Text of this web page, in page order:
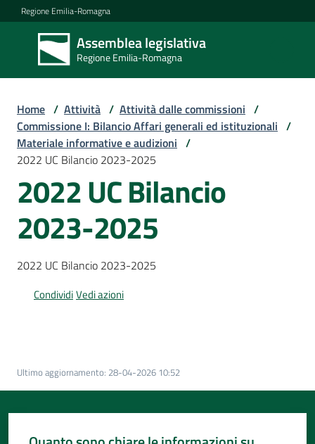
Vai al contenuto
Vai alla navigazione
Vai al footer
Regione Emilia-Romagna
Assemblea legislativa
Regione Emilia-Romagna
Assemblea
legislativa
Regione Emilia-
Assemblea
Attività
Argomenti
Per
Home / Attività / Attività dalle commissioni /
Commissione I: Bilancio Affari generali ed istituzionali /
Materiale informative e audizioni /
2022 UC Bilancio 2023-2025
2022 UC Bilancio
2023-2025
2022 UC Bilancio 2023-2025
CondividiVedi azioni
Ultimo aggiornamento: 28-04-2026 10:52